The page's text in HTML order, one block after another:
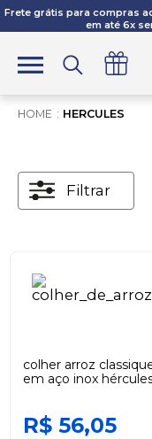
Frete grátis para compras
em até 6x
HERCULES
Filtrar
colher arroz
em aço inox
R$ 56,05